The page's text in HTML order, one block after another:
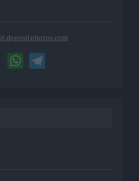
it.depositphotos.com